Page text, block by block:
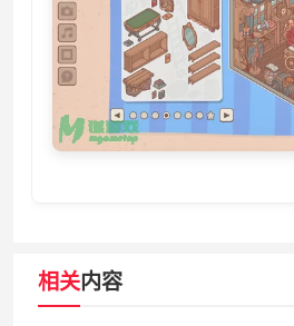
相关内容